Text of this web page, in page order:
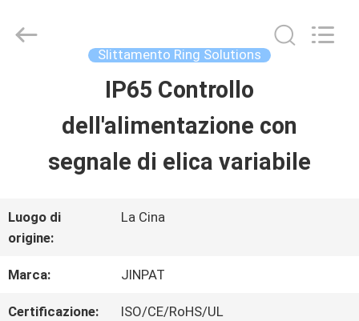
MOSTRA
VR
CIRCA
JINPAT
Electronics
Slittamento Ring Solutions
IP65 Controllo
dell'alimentazione con
segnale di elica variabile
Luogo di
origine:
La Cina
Marca: JINPAT
Certificazione: ISO/CE/RoHS/UL